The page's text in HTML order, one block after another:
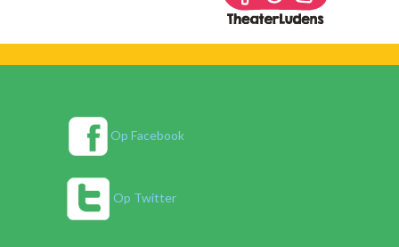
Op Facebook
Op Twitter